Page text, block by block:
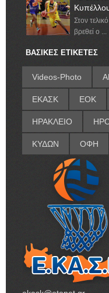
Στον
βρεθεί ο ...
ΒΑΣΙΚΕΣ ΕΤΙΚΕΤΕΣ
Videos-Photo
ΕΚΑΣΚ ΕΟΚ
ΗΡΑΚΛΕΙΟ
ΚΥΔΩΝ ΟΦΗ